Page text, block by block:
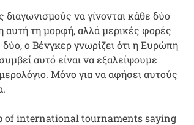
διαγωνισμούς να γίνονται κάθε δύο
αυτή τη μορφή, αλλά μερικές φορές
ο Βένγκερ γνωρίζει ότι η Ευρώπη
αυτό είναι να εξαλείψουμε
Μόνο για να αφήσει αυτούς
of international tournaments saying